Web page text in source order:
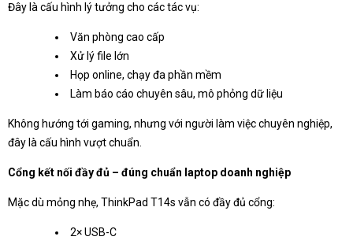
Đây là cấu hình lý tưởng cho các tác vụ:
Văn phòng cao cấp
Xử lý file lớn
Họp online, chạy đa phần mềm
Làm báo cáo chuyên sâu, mô phỏng dữ liệu
Không hướng tới gaming, nhưng với người làm việc chuyên nghiệp,
đây là cấu hình vượt chuẩn.
Cổng kết nối đầy đủ – đúng chuẩn laptop doanh nghiệp
Mặc dù mỏng nhẹ, ThinkPad T14s vẫn có đầy đủ cổng:
2× USB-C